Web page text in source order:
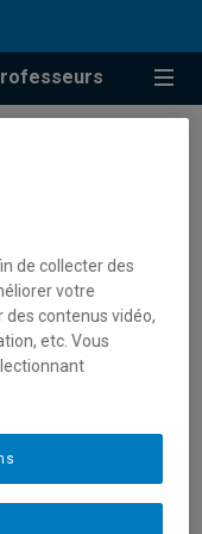
pour
de collecter des
votre
des contenus vidéo,
etc. Vous